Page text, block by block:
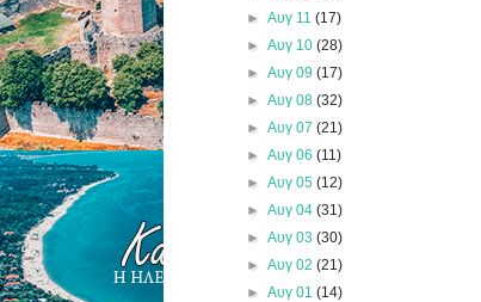
► Αυγ 11 (17)
► Αυγ 10 (28)
► Αυγ 09 (17)
► Αυγ 08 (32)
► Αυγ 07 (21)
► Αυγ 06 (11)
► Αυγ 05 (12)
► Αυγ 04 (31)
► Αυγ 03 (30)
► Αυγ 02 (21)
► Αυγ 01 (14)